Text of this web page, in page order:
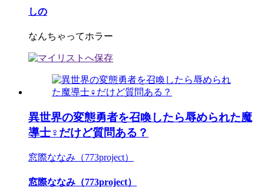
しの
なんちゃってホラー
異世界の変態勇者を召喚したら辱められた魔
導士♀だけど質問ある？
窓際ななみ（773project）
窓際ななみ（773project）